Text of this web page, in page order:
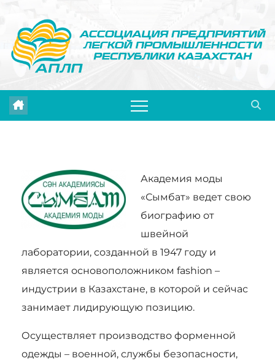
содержимому
Академия моды
«Сымбат» ведет свою
биографию от
швейной
лаборатории, созданной в 1947 году и
является основоположником fashion –
индустрии в Казахстане, в которой и сейчас
занимает лидирующую позицию.
Осуществляет производство форменной
одежды – военной, службы безопасности,